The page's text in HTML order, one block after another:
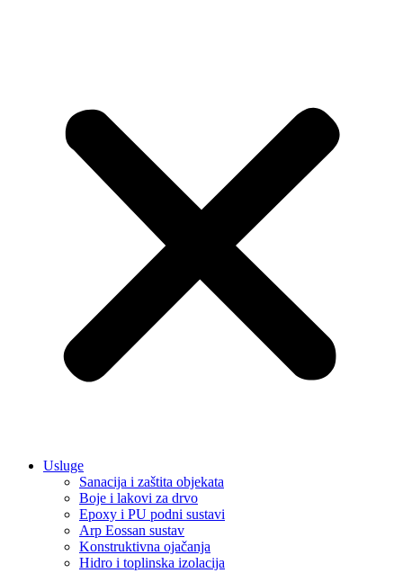
Usluge
Sanacija i zaštita objekata
Boje i lakovi za drvo
Epoxy i PU podni sustavi
Arp Eossan sustav
Konstruktivna ojačanja
Hidro i toplinska izolacija